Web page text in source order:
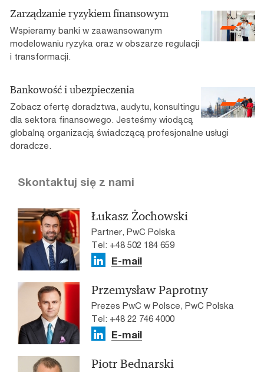
Zarządzanie ryzykiem finansowym
Wspieramy banki w zaawansowanym
modelowaniu ryzyka oraz w obszarze regulacji
i transformacji.
Bankowość i ubezpieczenia
Zobacz ofertę doradztwa, audytu, konsultingu
dla sektora finansowego. Jesteśmy wiodącą
globalną organizacją świadczącą profesjonalne usługi
doradcze.
Skontaktuj się z nami
Łukasz Żochowski
Partner, PwC Polska
Tel: +48 502 184 659
E-mail
Przemysław Paprotny
Prezes PwC w Polsce, PwC Polska
Tel: +48 22 746 4000
E-mail
Piotr Bednarski